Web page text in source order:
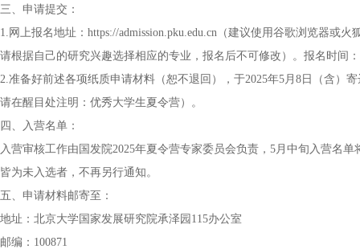
三、申请提交：
1.网上报名地址：https://admission.pku.edu.cn（建议使用谷歌浏览器或
请根据自己的研究兴趣选择相应的专业，报名后不可修改）。报名时间：
2.准备好前述各项纸质申请材料（恕不退回），于2025年5月8日（含）
请在醒目处注明：优秀大学生夏令营）。
四、入营名单：
入营审核工作由国发院2025年夏令营专家委员会负责，5月中旬入营名
皆为未入选者，不再另行通知。
五、申请材料邮寄至：
地址：北京大学国家发展研究院承泽园115办公室
邮编：100871